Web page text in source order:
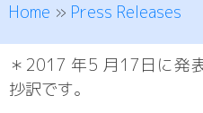
Home » Press Releases
＊2017 年5 月17日に発
抄訳です。